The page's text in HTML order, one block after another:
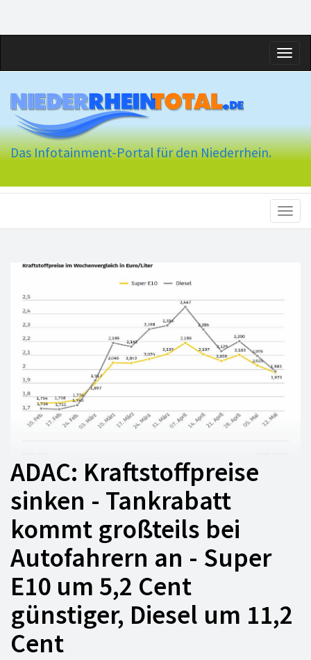
Das Infotainment-Portal für den Niederrhein.
ADAC: Kraftstoffpreise
sinken - Tankrabatt
kommt großteils bei
Autofahrern an - Super
E10 um 5,2 Cent
günstiger, Diesel um 11,2
Cent